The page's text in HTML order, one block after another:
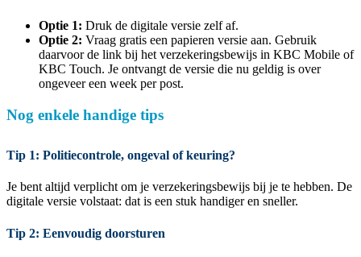
Optie 1: Druk de digitale versie zelf af.
Optie 2: Vraag gratis een papieren versie aan. Gebruik
daarvoor de link bij het verzekeringsbewijs in KBC Mobile of
KBC Touch. Je ontvangt de versie die nu geldig is over
ongeveer een week per post.
Nog enkele handige tips
Tip 1: Politiecontrole, ongeval of keuring?
Je bent altijd verplicht om je verzekeringsbewijs bij je te hebben. De
digitale versie volstaat: dat is een stuk handiger en sneller.
Tip 2: Eenvoudig doorsturen